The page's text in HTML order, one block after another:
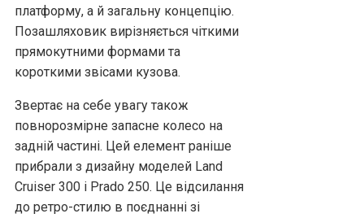
платформу, а й загальну концепцію.
Позашляховик вирізняється чіткими
прямокутними формами та
короткими звісами кузова.
Звертає на себе увагу також
повнорозмірне запасне колесо на
задній частині. Цей елемент раніше
прибрали з дизайну моделей Land
Cruiser 300 і Prado 250. Це відсилання
до ретро-стилю в поєднанні зі